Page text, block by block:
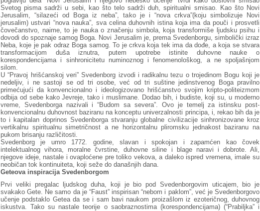
Svetog pisma sadrži u sebi, kao što telo sadrži duh, spiritualni smisao. Kao što Novi
Jerusalim, “silazeći od Boga iz neba”, tako je i “nova crkva”(koju simbolizuje Novi
jerusalim) ustvari “nova nauka”, sva celina duhovnih istina koja ima da pouči i prosvetli
čovečanstvo, naime, to je nauka o značenju simbola, koja transformiše ljudsku psihu i
dovodi do spoznaje samog Boga. Novi Jerusalim je, prema Svedenborgu, simbolički izraz
Neba, koje je pak odraz Boga samog. To je crkva koja tek ima da dođe, a koja se stvara
transformacijom duša iznutra, putem upotrebe istinite duhovne nauke o
korespondencijama i sinhronicitetu numinoznog i fenomenološkog, a ne spoljašnjom
silom.
U “Pravoj hrišćanskoj veri” Svedenborg izvodi i radikalnu tezu o trojedinom Bogu koji je
nedeljiv, i ne sastoji se od tri osobe, već od tri suštine jedinstvenog Boga pravilno
primećujući da konvencionalno i ideologizovano hrišćanstvo svojim kripto-politeizmom
odbija od sebe kako Jevreje, tako i muslimane. Dodao bih, i budiste, koji su, u moderno
vreme, Svedenborga nazivali i “Budom sa severa”. Ovo je temelj za istinsku post-
konvencionalnu duhovnost baziranu na konceptu univerzalnosti principa, i, rekao bih da je
to i kapitalan doprinos Svedenborga stvaranju globalne civilizacije sinhronizovane kroz
vertikalnu spiritualnu simetričnost a ne horizontalnu pliromsku jednakost baziranu na
pukom brisanju različitosti.
Svedenborg je umro 1772. godine, slavan i spokojan i zapamćen kao čovek
intelektualnog vihora, moralne čvrstine, duhovne siline i blage naravi i dobrote. Ali,
njegove ideje, nastale i ovaploćene pre toliko vekova, a daleko ispred vremena, imale su
neobičan tok kontinuiteta, koji seže do današnjih dana.
Geteova inspiracija Svedenborgom
Prvi veliki pregalac ljudskog duha, koji je bio pod Svedenborgovim uticajem, bio je
svakako Gete. Ne samo da je “Faust” inspirisan “nebom i paklom”, već je Svedenborgovo
učenje podstaklo Getea da se i sam bavi naukom proizašlom iz ezoteričnog, duhovnog
iskustva. Tako su nastale teorije o saobraznostima (korespondencijama) (“Prabiljka” i